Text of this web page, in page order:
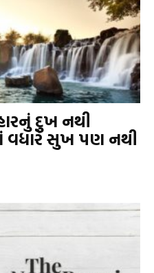
દુખ નથી
વધારે સુખ પણ નથી